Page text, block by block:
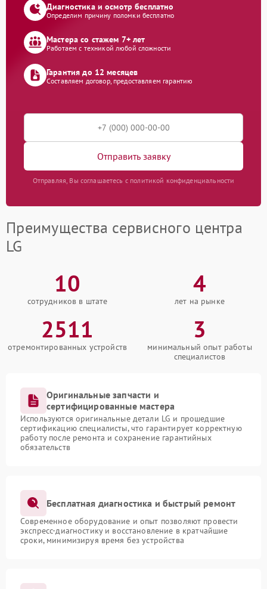
Диагностика и осмотр бесплатно
Определим причину поломки бесплатно
Мастера со стажем 7+ лет
Работаем с техникой любой сложности
Гарантия до 12 месяцев
Составляем договор, предоставляем гарантию
Отправить заявку
Отправляя, Вы соглашаетесь с политикой конфиденциальности
Преимущества сервисного центра
LG
10
сотрудников в штате
4
лет на рынке
2511
отремонтированных устройств
3
минимальный опыт работы
специалистов
Оригинальные запчасти и
сертифицированные мастера
Используются оригинальные детали LG и прошедшие
сертификацию специалисты, что гарантирует корректную
работу после ремонта и сохранение гарантийных
обязательств
Бесплатная диагностика и быстрый ремонт
Современное оборудование и опыт позволяют провести
экспресс-диагностику и восстановление в кратчайшие
сроки, минимизируя время без устройства